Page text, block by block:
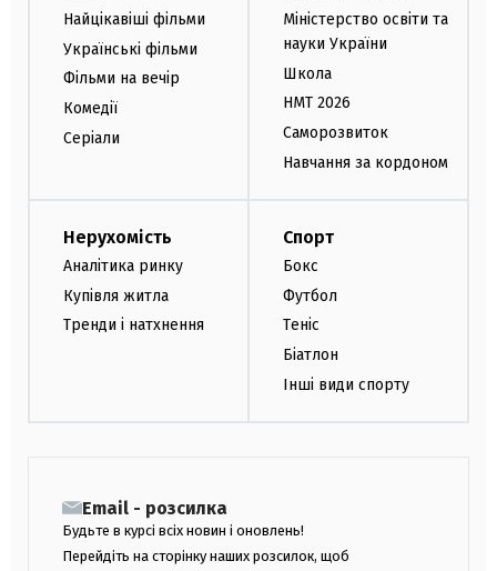
Найцікавіші фільми
Українські фільми
Фільми на вечір
Комедії
Серіали
Міністерство освіти та
науки України
Школа
НМТ 2026
Саморозвиток
Навчання за кордоном
Нерухомість
Аналітика ринку
Купівля житла
Тренди і натхнення
Спорт
Бокс
Футбол
Теніс
Біатлон
Інші види спорту
Email - розсилка
Будьте в курсі всіх новин і оновлень!
Перейдіть на сторінку наших розсилок, щоб